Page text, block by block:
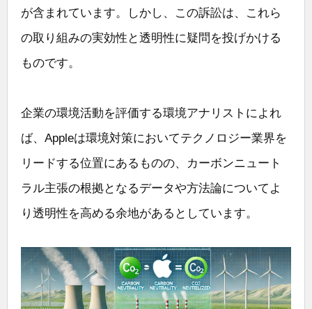
が含まれています。しかし、この訴訟は、これら
の取り組みの実効性と透明性に疑問を投げかける
ものです。
企業の環境活動を評価する環境アナリストによれ
ば、Appleは環境対策においてテクノロジー業界を
リードする位置にあるものの、カーボンニュート
ラル主張の根拠となるデータや方法論についてよ
り透明性を高める余地があるとしています。